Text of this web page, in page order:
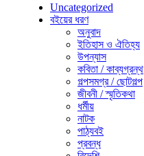
Uncategorized
বইয়ের ধরণ
অনুবাদ
ইতিহাস ও ঐতিহ্য
উপন্যাস
কবিতা / কাব্যগ্রন্থ
গল্পসমগ্র / ছোটগল্প
জীবনী / স্মৃতিকথা
ধর্মীয়
নাটক
পাঠ্যবই
প্রবন্ধ